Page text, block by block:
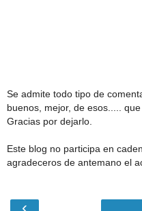
Se admite todo tipo de
buenos, mejor, de esos.....
Gracias por dejarlo.
Este blog no participa en
agradeceros de antemano el